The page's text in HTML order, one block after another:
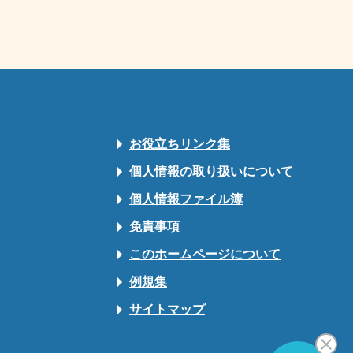
お役立ちリンク集
個人情報の取り扱いについて
個人情報ファイル簿
免責事項
このホームページについて
例規集
サイトマップ